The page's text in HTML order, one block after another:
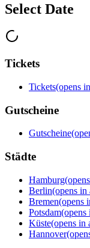
Select Date
Tickets
Tickets(opens
Gutscheine
Gutscheine
Städte
Hamburg
Berlin(opens in
Bremen(opens
Potsdam(opens
Küste(opens in
Hannover